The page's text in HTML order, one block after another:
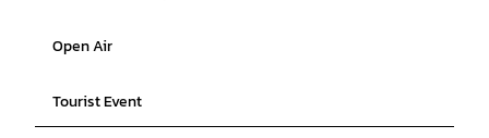
Open Air
Tourist Event